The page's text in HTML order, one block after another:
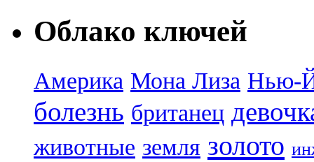
Облако ключей
Америка Мона Лиза Нью-
болезнь британец
животные земля золото